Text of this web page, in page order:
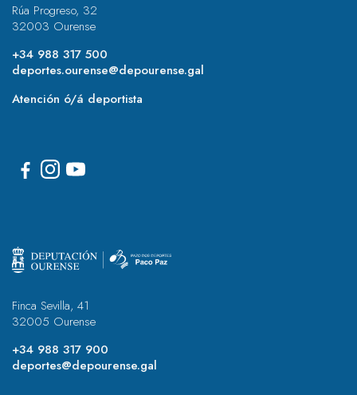
Rúa Progreso, 32
32003 Ourense
+34 988 317 500
deportes.ourense@depourense.gal
Atención ó/á deportista
Finca Sevilla, 41
32005 Ourense
+34 988 317 900
deportes@depourense.gal